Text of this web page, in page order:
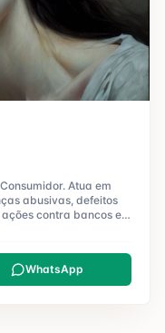
Atua em
abusivas, defeitos
contra bancos e
WhatsApp